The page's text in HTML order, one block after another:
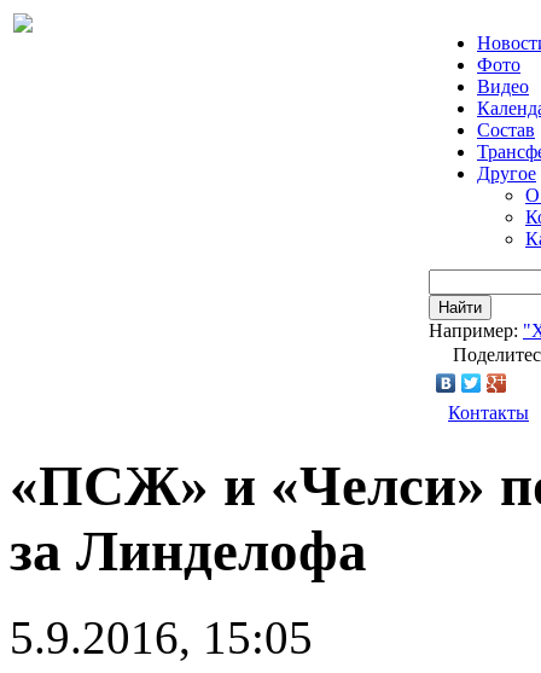
Фото
Видео
Состав
Другое
О
Найти
Например:
Контакты
«ПСЖ» и «Челси»
за Линделофа
5.9.2016, 15:05